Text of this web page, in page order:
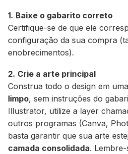
1. Baixe o gabarito correto
Certifique-se de que ele
configuração da sua compra
enobrecimentos).
2. Crie a arte principal
Construa todo o design em uma
limpo, sem instruções do
Illustrator, utilize a layer
outros programas (Canva,
basta garantir que sua arte
camada consolidada.